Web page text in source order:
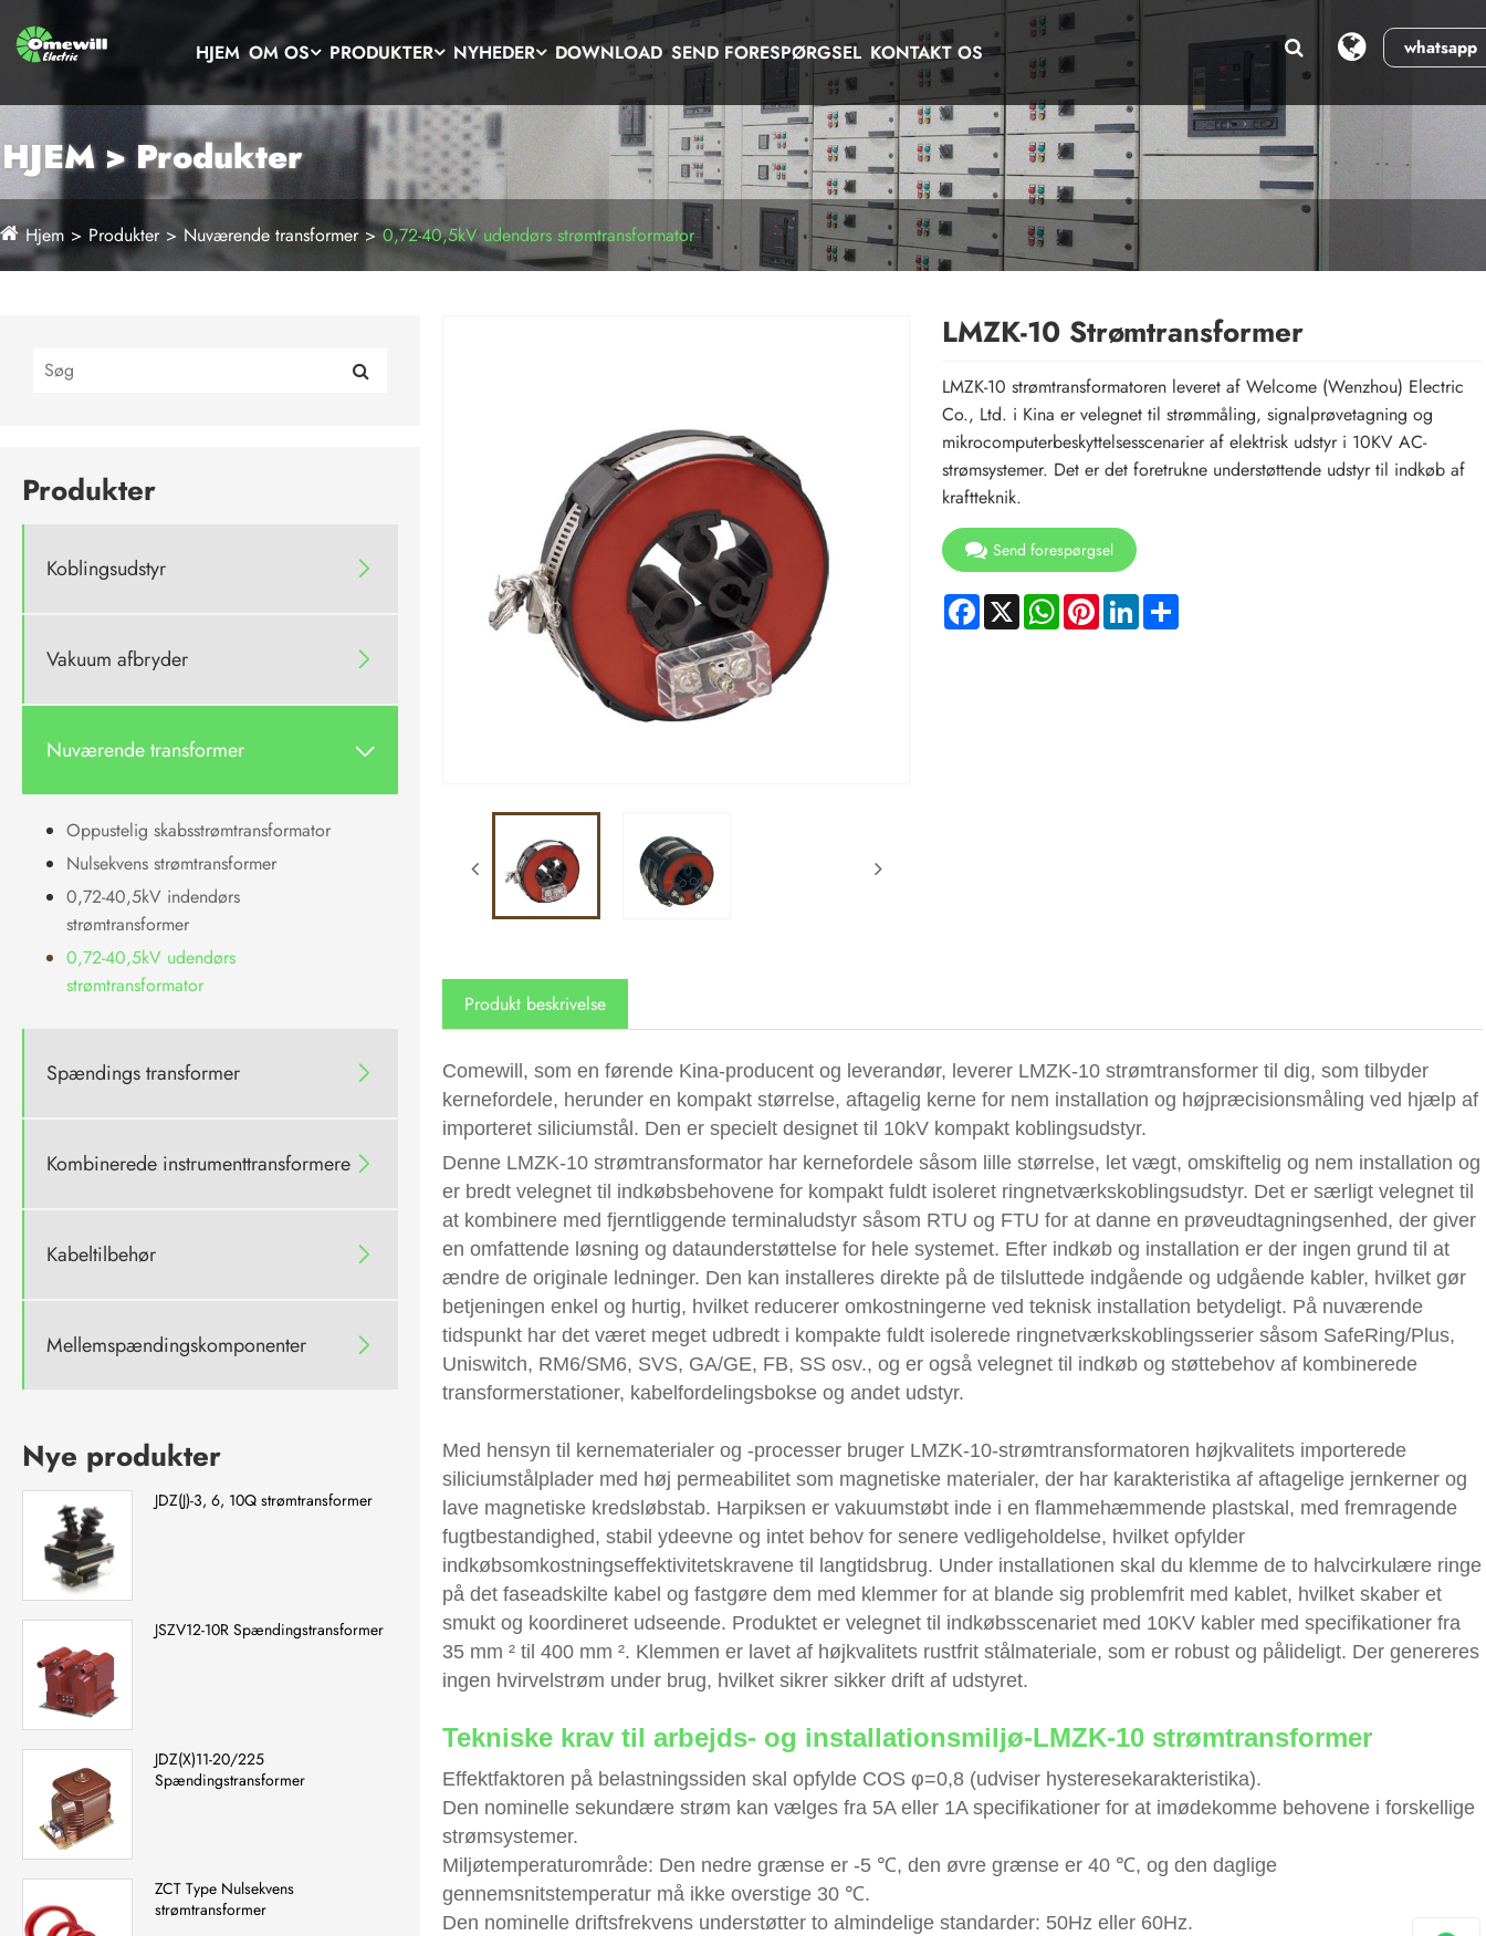
whatsapp
HJEM OM OS PRODUKTER NYHEDER DOWNLOAD SEND FORESPØRGSEL KONTAKT OS
HJEM > Produkter
Hjem Produkter Nuværende transformer 0,72-40,5kV udendørs strømtransformator
Produkter
Koblingsudstyr 
Vakuum afbryder 
Nuværende transformer 
Oppustelig skabsstrømtransformator
Nulsekvens strømtransformer
0,72-40,5kV indendørs
strømtransformer
0,72-40,5kV udendørs
strømtransformator
Spændings transformer 
Kombinerede instrumenttransformere 
Kabeltilbehør 
Mellemspændingskomponenter 
Nye produkter
JDZ(J)-3, 6, 10Q strømtransformer
JSZV12-10R Spændingstransformer
JDZ(X)11-20/225
Spændingstransformer
ZCT Type Nulsekvens
strømtransformer
LMZK-10 Strømtransformer
LMZK-10 strømtransformatoren leveret af Welcome (Wenzhou) Electric
Co., Ltd. i Kina er velegnet til strømmåling, signalprøvetagning og
mikrocomputerbeskyttelsesscenarier af elektrisk udstyr i 10KV AC-
strømsystemer. Det er det foretrukne understøttende udstyr til indkøb af
kraftteknik.
Send forespørgsel
Facebook
X WhatsApp
PinterestLinkedInShare
Produkt beskrivelse
Comewill, som en førende Kina-producent og leverandør, leverer LMZK-10 strømtransformer til dig, som tilbyder
kernefordele, herunder en kompakt størrelse, aftagelig kerne for nem installation og højpræcisionsmåling ved hjælp af
importeret siliciumstål. Den er specielt designet til 10kV kompakt koblingsudstyr.
Denne LMZK-10 strømtransformator har kernefordele såsom lille størrelse, let vægt, omskiftelig og nem installation og
er bredt velegnet til indkøbsbehovene for kompakt fuldt isoleret ringnetværkskoblingsudstyr. Det er særligt velegnet til
at kombinere med fjerntliggende terminaludstyr såsom RTU og FTU for at danne en prøveudtagningsenhed, der giver
en omfattende løsning og dataunderstøttelse for hele systemet. Efter indkøb og installation er der ingen grund til at
ændre de originale ledninger. Den kan installeres direkte på de tilsluttede indgående og udgående kabler, hvilket gør
betjeningen enkel og hurtig, hvilket reducerer omkostningerne ved teknisk installation betydeligt. På nuværende
tidspunkt har det været meget udbredt i kompakte fuldt isolerede ringnetværkskoblingsserier såsom SafeRing/Plus,
Uniswitch, RM6/SM6, SVS, GA/GE, FB, SS osv., og er også velegnet til indkøb og støttebehov af kombinerede
transformerstationer, kabelfordelingsbokse og andet udstyr.
Med hensyn til kernematerialer og -processer bruger LMZK-10-strømtransformatoren højkvalitets importerede
siliciumstålplader med høj permeabilitet som magnetiske materialer, der har karakteristika af aftagelige jernkerner og
lave magnetiske kredsløbstab. Harpiksen er vakuumstøbt inde i en flammehæmmende plastskal, med fremragende
fugtbestandighed, stabil ydeevne og intet behov for senere vedligeholdelse, hvilket opfylder
indkøbsomkostningseffektivitetskravene til langtidsbrug. Under installationen skal du klemme de to halvcirkulære ringe
på det faseadskilte kabel og fastgøre dem med klemmer for at blande sig problemfrit med kablet, hvilket skaber et
smukt og koordineret udseende. Produktet er velegnet til indkøbsscenariet med 10KV kabler med specifikationer fra
35 mm ² til 400 mm ². Klemmen er lavet af højkvalitets rustfrit stålmateriale, som er robust og pålideligt. Der genereres
ingen hvirvelstrøm under brug, hvilket sikrer sikker drift af udstyret.
Tekniske krav til arbejds- og installationsmiljø-LMZK-10 strømtransformer
Effektfaktoren på belastningssiden skal opfylde COS φ=0,8 (udviser hysteresekarakteristika).
Den nominelle sekundære strøm kan vælges fra 5A eller 1A specifikationer for at imødekomme behovene i forskellige
strømsystemer.
Miljøtemperaturområde: Den nedre grænse er -5 ℃, den øvre grænse er 40 ℃, og den daglige
gennemsnitstemperatur må ikke overstige 30 ℃.
Den nominelle driftsfrekvens understøtter to almindelige standarder: 50Hz eller 60Hz.